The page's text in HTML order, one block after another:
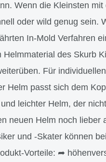
Wenn die Kleinsten
oder wild genug sein.
In-Mold Verfahren
des Skurb
Für
Helm passt sich dem
leichter Helm, der
neuen Helm noch lieber
und -Skater können
Vorteile: ➦